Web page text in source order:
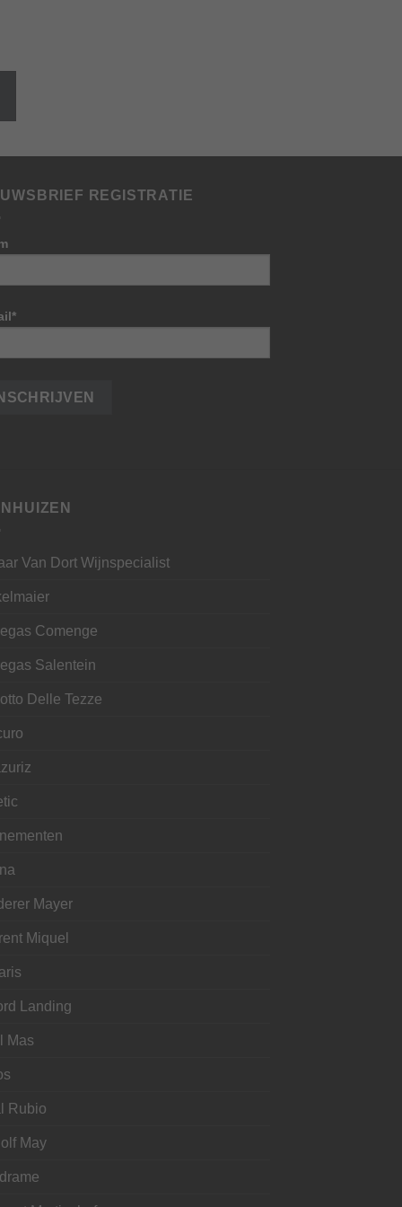
REGISTRATIE
Van Dort Wijnspecialist
Comenge
Salentein
Delle Tezze
Mayer
Miquel
Landing
Mas
Rubio
May